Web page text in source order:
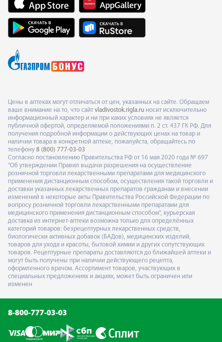
Цены в аптеках могут отличаться от цен, указанных на сайте. Обращаем
ваше внимание на то, что сайт vladivostok.rigla.ru носит исключительно
информационный характер и ни при каких условиях не является
публичной офертой, определяемой положениями п. 2 ст. 437 ГК РФ. Для
получения подробной информации о действующих ценах на товар и
наличии товара в конкретной аптеке, пожалуйста, обращайтесь по
телефону 8 (800) 777-03-03
Согласно постановлению Правительства РФ от 16 мая 2020 года № 697
"Об утверждении Правил выдачи разрешения на осуществление
розничной торговли лекарственными препаратами для медицинского
применения дистанционным способом, осуществления такой торговли и
доставки указанных лекарственных препаратов гражданам и внесении
изменений в некоторые акты Правительства Российской Федерации по
вопросу розничной торговли лекарственными препаратами для
медицинского применения дистанционным способом", курьерская
доставка из интернет-аптеки возможна только для определённых
категорий товаров: безрецептурных лекарственных средств,
биологически активных добавок (БАДов), медицинских изделий,
товаров для ухода и красоты, бытовой химии и других сопутствующих
товаров. Рецептурные препараты доставляются до ближайшей аптеки и
могут быть получены при наличии действующего рецепта,
оформленного врачом. Ассортимент товаров, участвующих в
специальных предложениях и акциях, может быть ограничен или
изменен
8-800-777-03-03